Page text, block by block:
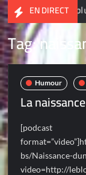
EN DIRECT
10 villes les
Tag:
Humour
La
[podcast
bs/Naissance-
video=http://